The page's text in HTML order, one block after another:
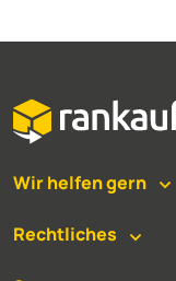
Wir helfen gern
Rechtliches